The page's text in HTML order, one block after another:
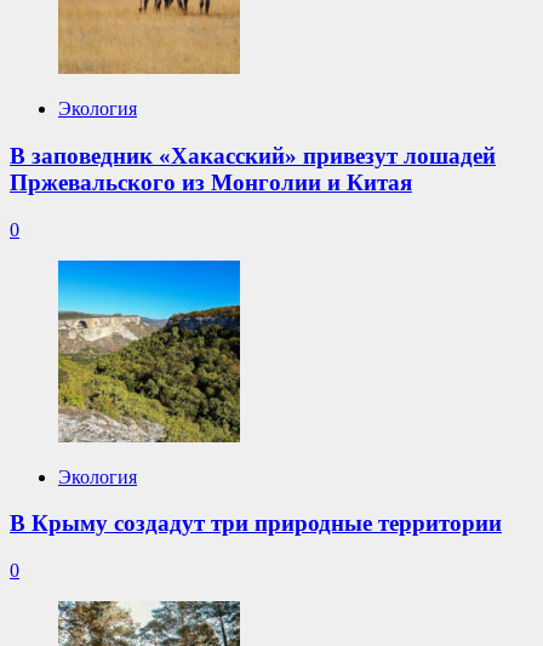
Экология
В заповедник «Хакасский» привезут лошадей
Пржевальского из Монголии и Китая
0
Экология
В Крыму создадут три природные территории
0